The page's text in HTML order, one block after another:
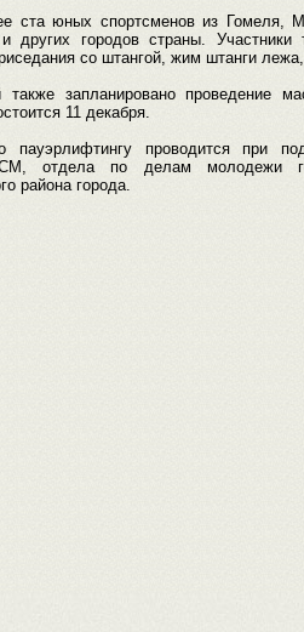
ста юных спортсменов из Гомеля,
городов страны. Участники
со штангой, жим штанги лежа,
запланировано проведение
11 декабря.
пауэрлифтингу проводится при
отдела по делам молодежи
района города.